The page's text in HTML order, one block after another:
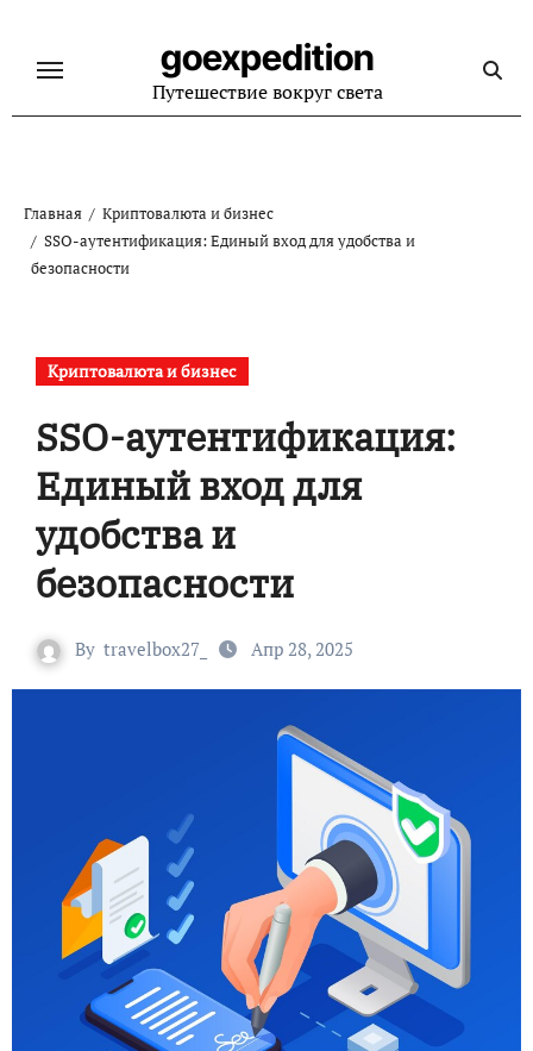
содержанию
goexpedition
Путешествие вокруг света
Главная
Криптовалюта и бизнес
SSO-аутентификация: Единый вход для удобства и
безопасности
Криптовалюта и бизнес
SSO-аутентификация:
Единый вход для
удобства и
безопасности
By travelbox27_ Апр 28, 2025